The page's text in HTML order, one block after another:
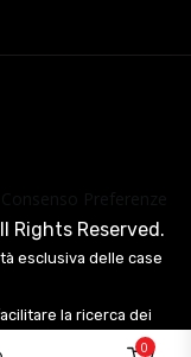
0
Rights Reserved.
esclusiva delle case
la ricerca dei